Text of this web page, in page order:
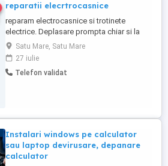
reparatii elecrtrocasnice
reparam electrocasnice si trotinete
electrice. Deplasare prompta chiar si la
domiciliu
Satu Mare, Satu Mare
27 iulie
Telefon validat
Instalari windows pe calculator
sau laptop devirusare, depanare
calculator